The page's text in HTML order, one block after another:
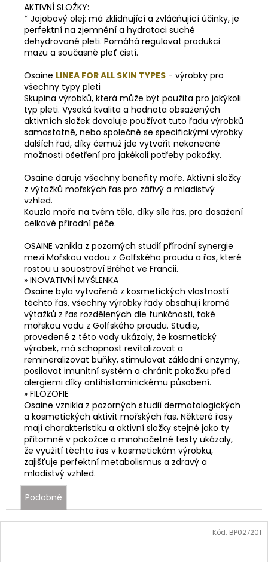
AKTIVNÍ SLOŽKY:
* Jojobový olej: má zklidňující a zvláčňující účinky, je
perfektní na zjemnění a hydrataci suché
dehydrované pleti. Pomáhá regulovat produkci
mazu a současně pleť čistí.
Osaine LINEA FOR ALL SKIN TYPES - výrobky pro
všechny typy pleti
Skupina výrobků, která může být použita pro jakýkoli
typ pleti. Vysoká kvalita a hodnota obsažených
aktivních složek dovoluje používat tuto řadu výrobků
samostatně, nebo společně se specifickými výrobky
dalších řad, díky čemuž jde vytvořit nekonečné
možnosti ošetření pro jakékoli potřeby pokožky.
Osaine daruje všechny benefity moře. Aktivní složky
z výtažků mořských řas pro zářivý a mladistvý
vzhled.
Kouzlo moře na tvém těle, díky síle řas, pro dosažení
celkové přírodní péče.
OSAINE vznikla z pozorných studií přírodní synergie
mezi Mořskou vodou z Golfského proudu a řas, které
rostou u souostroví Bréhat ve Francii.
» INOVATIVNÍ MYŠLENKA
Osaine byla vytvořená z kosmetických vlastností
těchto řas, všechny výrobky řady obsahují kromě
výtažků z řas rozdělených dle funkčnosti, také
mořskou vodu z Golfského proudu. Studie,
provedené z této vody ukázaly, že kosmetický
výrobek, má schopnost revitalizovat a
remineralizovat buňky, stimulovat základní enzymy,
posilovat imunitní systém a chránit pokožku před
alergiemi díky antihistaminickému působení.
» FILOZOFIE
Osaine vznikla z pozorných studií dermatologických
a kosmetických aktivit mořských řas. Některé řasy
mají charakteristiku a aktivní složky stejné jako ty
přítomné v pokožce a mnohačetné testy ukázaly,
že využití těchto řas v kosmetickém výrobku,
zajišťuje perfektní metabolismus a zdravý a
mladistvý vzhled.
Podobné
Kód: BP027201